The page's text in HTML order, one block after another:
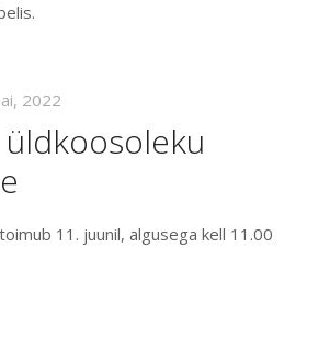
2022
üldkoosoleku
11. juunil, algusega kell 11.00